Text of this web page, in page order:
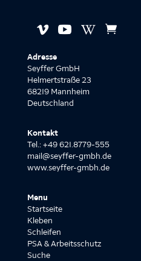
   
Adresse
Seyffer GmbH
Helmertstraße 23
68219 Mannheim
Deutschland
Kontakt
Tel.: +49 621.8779-555
mail@seyffer-gmbh.de
www.seyffer-gmbh.de
Menu
Startseite
Kleben
Schleifen
PSA & Arbeitsschutz
Suche